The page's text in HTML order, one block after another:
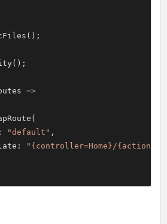
=>
"default" ,
"{controller=Home}/